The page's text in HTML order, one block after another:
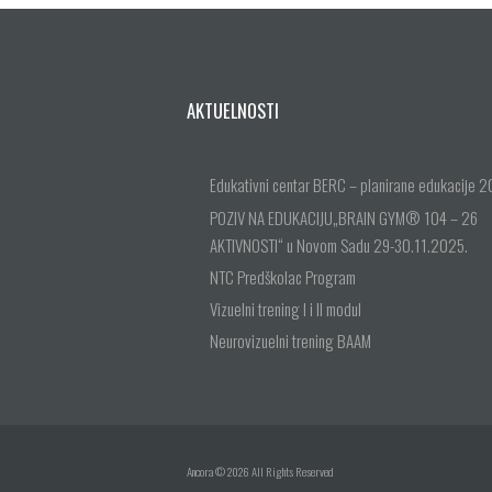
AKTUELNOSTI
Edukativni centar BERC – planirane edukacije
POZIV NA EDUKACIJU„BRAIN GYM® 104 – 26
AKTIVNOSTI“ u Novom Sadu 29-30.11.2025.
NTC Predškolac Program
Vizuelni trening I i II modul
Neurovizuelni trening BAAM
Ancora © 2026 All Rights Reserved